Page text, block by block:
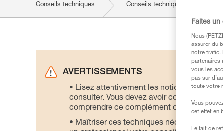
Conseils techniques Conseils techniques par produit
AVERTISSEMENTS
Lisez attentivement les notices
consulter. Vous devez avoir compris les
comprendre ce complément d’informations.
Maîtriser ces techniques nécessite une
Faites un
Nous
assurer du
notre trafic.
partenaires
vous les
pas sur
toute votre
Vous
cet effet en
Le fait de